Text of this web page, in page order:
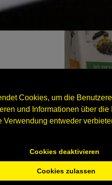
Cookies, um die
und Informationen über
Verwendung entweder
Cookies deaktivieren
Cookies zulassen
in einem